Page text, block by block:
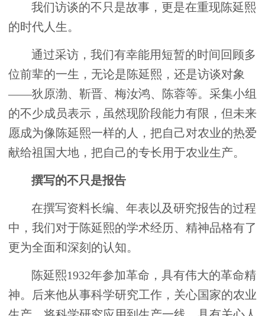
我们访谈的不只是故事，更是在重现陈延熙
的时代人生。
通过采访，我们有幸能用短暂的时间回顾多
位前辈的一生，无论是陈延熙，还是访谈对象
——狄原渤、靳晋、梅汝鸿、陈蓉等。采集小组
的不少成员表示，虽然现阶段能力有限，但未来
愿成为像陈延熙一样的人，把自己对农业的热爱
献给祖国大地，把自己的专长用于农业生产。
撰写的不只是报告
在撰写资料长编、年表以及研究报告的过程
中，我们对于陈延熙的学术经历、精神品格有了
更为全面和深刻的认知。
陈延熙1932年参加革命，具有伟大的革命精
神。后来他从事科学研究工作，关心国家的农业